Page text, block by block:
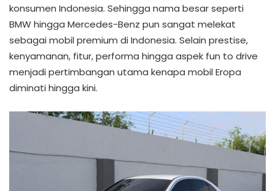
konsumen Indonesia. Sehingga nama besar seperti
BMW hingga Mercedes-Benz pun sangat melekat
sebagai mobil premium di Indonesia. Selain prestise,
kenyamanan, fitur, performa hingga aspek fun to drive
menjadi pertimbangan utama kenapa mobil Eropa
diminati hingga kini.